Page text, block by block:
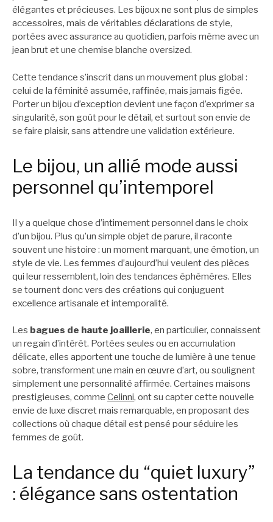
élégantes et précieuses. Les bijoux ne sont plus de simples
accessoires, mais de véritables déclarations de style,
portées avec assurance au quotidien, parfois même avec un
jean brut et une chemise blanche oversized.
Cette tendance s’inscrit dans un mouvement plus global :
celui de la féminité assumée, raffinée, mais jamais figée.
Porter un bijou d’exception devient une façon d’exprimer sa
singularité, son goût pour le détail, et surtout son envie de
se faire plaisir, sans attendre une validation extérieure.
Le bijou, un allié mode aussi
personnel qu’intemporel
Il y a quelque chose d’intimement personnel dans le choix
d’un bijou. Plus qu’un simple objet de parure, il raconte
souvent une histoire : un moment marquant, une émotion, un
style de vie. Les femmes d’aujourd’hui veulent des pièces
qui leur ressemblent, loin des tendances éphémères. Elles
se tournent donc vers des créations qui conjuguent
excellence artisanale et intemporalité.
Les bagues de haute joaillerie, en particulier, connaissent
un regain d’intérêt. Portées seules ou en accumulation
délicate, elles apportent une touche de lumière à une tenue
sobre, transforment une main en œuvre d’art, ou soulignent
simplement une personnalité affirmée. Certaines maisons
prestigieuses, comme Celinni, ont su capter cette nouvelle
envie de luxe discret mais remarquable, en proposant des
collections où chaque détail est pensé pour séduire les
femmes de goût.
La tendance du “quiet luxury”
: élégance sans ostentation